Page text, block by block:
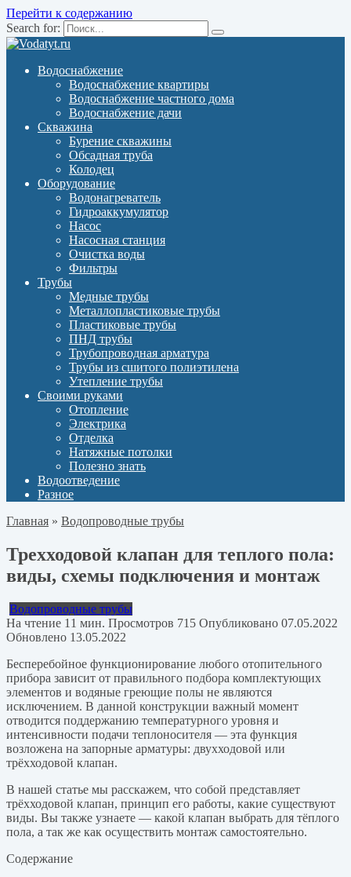
Перейти к содержанию
Search for:
Водоснабжение
Водоснабжение квартиры
Водоснабжение частного дома
Водоснабжение дачи
Скважина
Бурение скважины
Обсадная труба
Колодец
Оборудование
Водонагреватель
Гидроаккумулятор
Насос
Насосная станция
Очистка воды
Фильтры
Трубы
Медные трубы
Металлопластиковые трубы
Пластиковые трубы
ПНД трубы
Трубопроводная арматура
Трубы из сшитого полиэтилена
Утепление трубы
Своими руками
Отопление
Электрика
Отделка
Натяжные потолки
Полезно знать
Водоотведение
Разное
Главная » Водопроводные трубы
Трехходовой клапан для теплого пола:
виды, схемы подключения и монтаж
Водопроводные трубы
На чтение 11 мин. Просмотров 715 Опубликовано 07.05.2022
Обновлено 13.05.2022
Бесперебойное функционирование любого отопительного
прибора зависит от правильного подбора комплектующих
элементов и водяные греющие полы не являются
исключением. В данной конструкции важный момент
отводится поддержанию температурного уровня и
интенсивности подачи теплоносителя — эта функция
возложена на запорные арматуры: двухходовой или
трёхходовой клапан.
В нашей статье мы расскажем, что собой представляет
трёхходовой клапан, принцип его работы, какие существуют
виды. Вы также узнаете — какой клапан выбрать для тёплого
пола, а так же как осуществить монтаж самостоятельно.
Содержание